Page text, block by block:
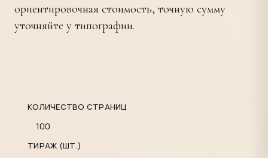
ориентировочная стоимость, точную сумму
уточняйте у типографии.
КОЛИЧЕСТВО СТРАНИЦ
ТИРАЖ (ШТ.)